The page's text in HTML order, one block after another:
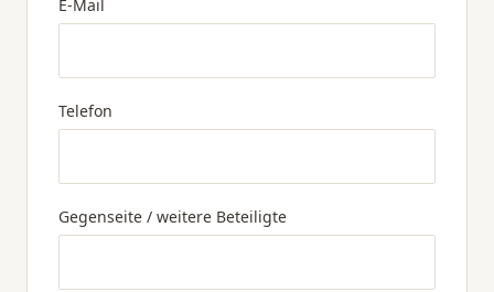
E-Mail
Telefon
Gegenseite / weitere Beteiligte